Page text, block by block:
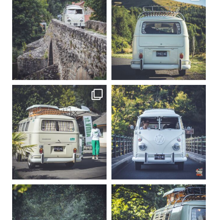
Sep 15
219
3
Sep 12
216
3
becombi
Sep 10
220
4
becombi
Août 10
177
0
becombi becombi